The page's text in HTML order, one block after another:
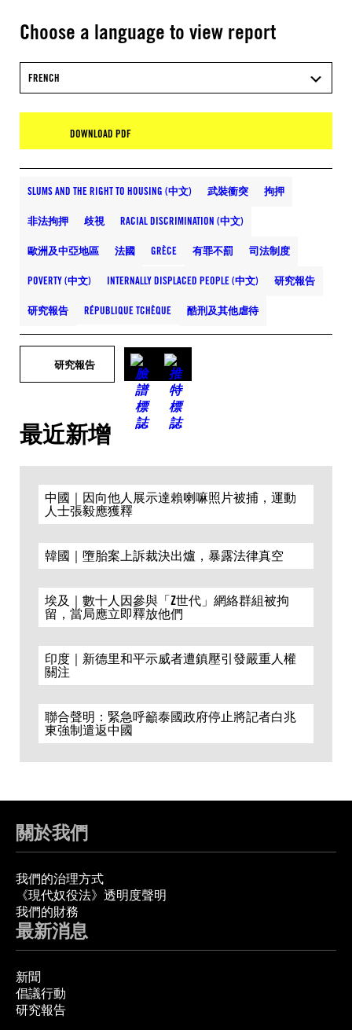
Choose a language to view report
FRENCH
DOWNLOAD PDF
SLUMS AND THE RIGHT TO HOUSING (中文) 武裝衝突 拘押
非法拘押 歧視 RACIAL DISCRIMINATION (中文)
歐洲及中亞地區 法國 GRÈCE 有罪不罰 司法制度
POVERTY (中文) INTERNALLY DISPLACED PEOPLE (中文) 研究報告
研究報告 RÉPUBLIQUE TCHÈQUE 酷刑及其他虐待
研究報告
最近新增
中國｜因向他人展示達賴喇嘛照片被捕，運動
人士張毅應獲釋
韓國｜墮胎案上訴裁決出爐，暴露法律真空
埃及｜數十人因參與「Z世代」網絡群組被拘
留，當局應立即釋放他們
印度｜新德里和平示威者遭鎮壓引發嚴重人權
關注
聯合聲明：緊急呼籲泰國政府停止將記者白兆
東強制遣返中國
關於我們
我們的治理方式
《現代奴役法》透明度聲明
我們的財務
最新消息
新聞
倡議行動
研究報告